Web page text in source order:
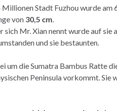
Millionen Stadt Fuzhou wurde
von 30,5 cm.
sich Mr. Xian nennt wurde auf sie
und sie bestaunten.
um die Sumatra Bambus Ratte
Peninsula vorkommt. Sie